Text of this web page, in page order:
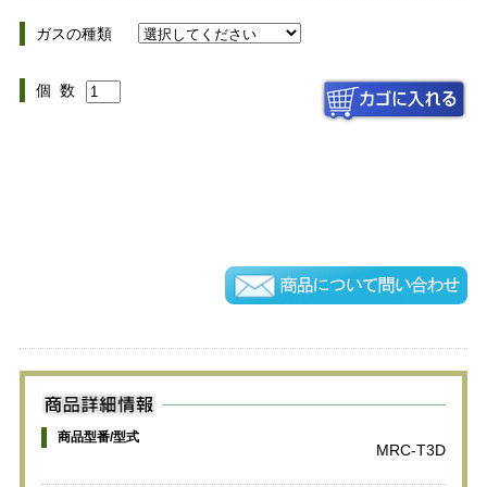
ガスの種類
個 数
商品型番/型式
MRC-T3D